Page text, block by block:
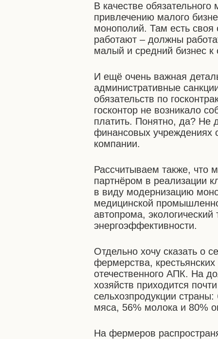
В качестве
привлечению малого
монополий. Там есть
работают – должны
малый и средний бизнес
И ещё очень важная
административные
обязательств по
госконтор не возникало
платить. Понятно, да? Не
финансовых учреждениях
компании.
Рассчитываем также, что
партнёром в реализации
в виду модернизацию
медицинской
автопрома,
энергоэффективности.
Отдельно хочу сказать о
фермерства,
отечественного АПК. На
хозяйств приходится
сельхозпродукции
мяса, 56% молока и 80%
На фермеров